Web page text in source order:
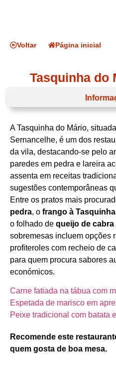
Voltar Página inicial
Tasquinha do
A Tasquinha do Mário,
Sernancelhe, é um dos
da vila, destacando‑se pelo
paredes em pedra e lareira
assenta em receitas
sugestões contemporâneas
Entre os pratos mais
pedra, o frango à Tasquinha
o folhado de queijo de cabra
sobremesas incluem opções
profiteroles com recheio de
para quem procura sabores
económicos.
Carne fatiada na tábua com
Espetada de marisco em
Peixe tradicional com batata
Recomende este
quem gosta de boa mesa.
Horário de